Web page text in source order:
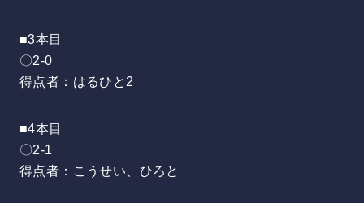
■3本目
〇2-0
得点者：はるひと2
■4本目
〇2-1
得点者：こうせい、ひろと